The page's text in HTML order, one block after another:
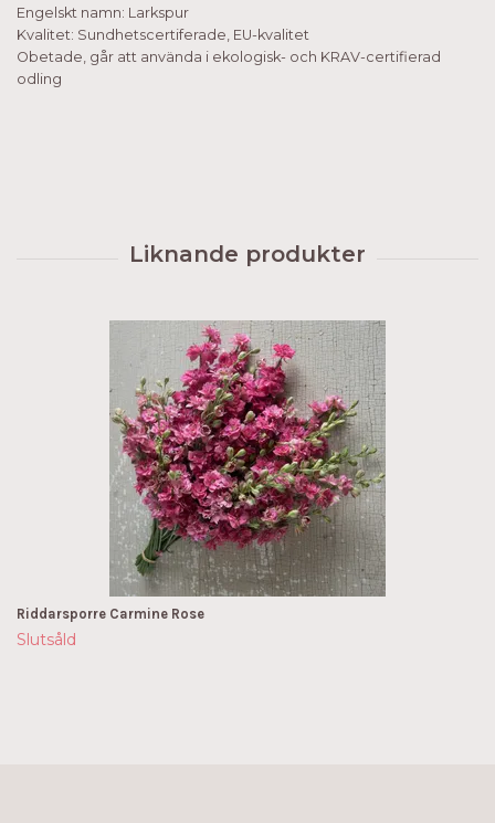
Engelskt namn: Larkspur
Kvalitet: Sundhetscertiferade, EU-kvalitet
Obetade, går att använda i ekologisk- och KRAV-certifierad
odling
Riddarsporre Carmine Rose
Slutsåld